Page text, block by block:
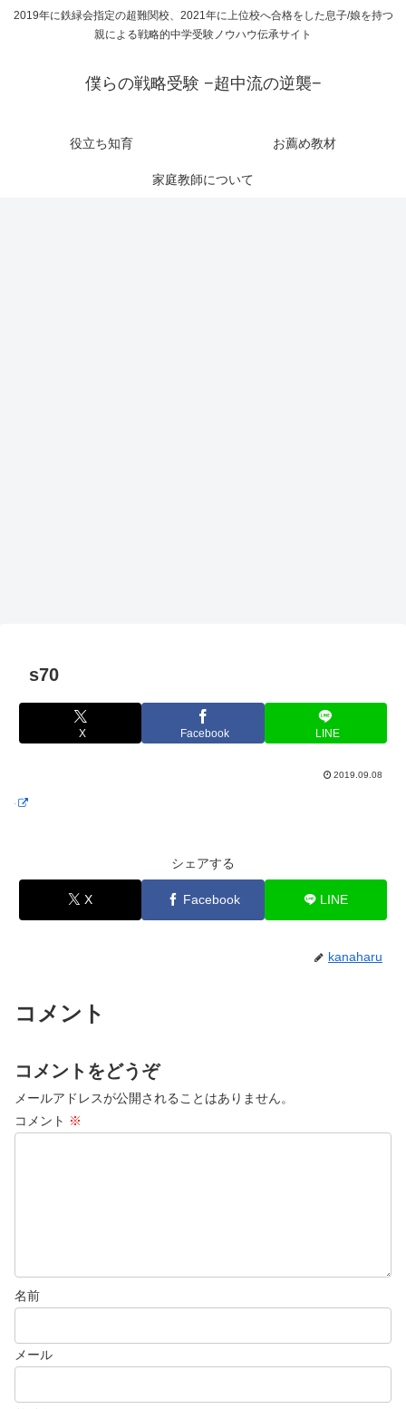
2019年に鉄緑会指定の超難関校、2021年に上位校へ合格をした息子/娘を持つ
親による戦略的中学受験ノウハウ伝承サイト
僕らの戦略受験 −超中流の逆襲−
役立ち知育 お薦め教材
家庭教師について
s70
X Facebook LINE
2019.09.08
シェアする
X Facebook LINE
kanaharu
コメント
コメントをどうぞ
メールアドレスが公開されることはありません。
コメント ※
名前
メール